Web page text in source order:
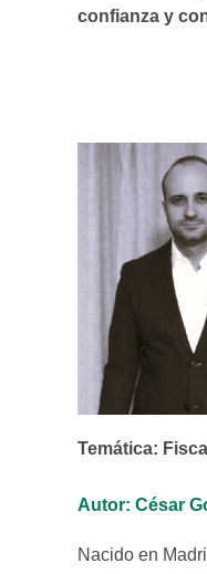
confianza y
Temática:
Autor: César
Nacido en